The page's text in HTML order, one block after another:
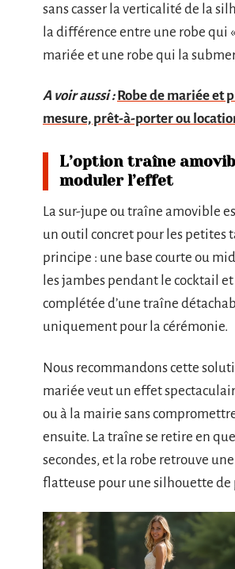
sans casser la verticalité de la
la différence entre une robe qui
mariée et une robe qui la
A voir aussi : Robe de mariée et
mesure, prêt-à-porter ou
L’option traîne
moduler l’effet
La sur-jupe ou traîne amovible
un outil concret pour les petites
principe : une base courte ou
les jambes pendant le cocktail
complétée d’une traîne
uniquement pour la cérémonie.
Nous recommandons cette
mariée veut un effet
ou à la mairie sans
ensuite. La traîne se retire en
secondes, et la robe retrouve
flatteuse pour une silhouette